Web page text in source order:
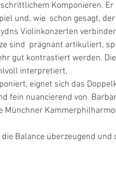
Komponieren.
und, wie  schon gesagt,
Violinkonzerten
sind  prägnant artikuliert,
gut kontrastiert werden.
interpretiert,
eignet sich das
fein nuancierend von
Münchner
Balance überzeugend